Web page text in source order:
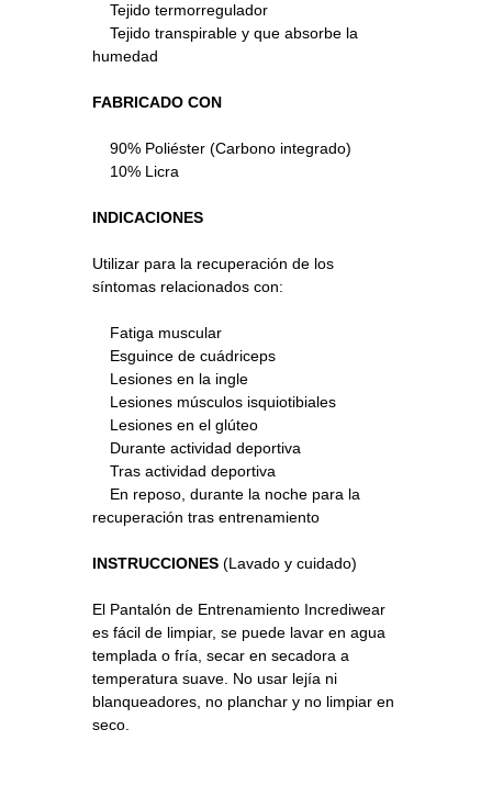
Tejido termorregulador
Tejido transpirable y que absorbe la
humedad
FABRICADO CON
90% Poliéster (Carbono integrado)
10% Licra
INDICACIONES
Utilizar para la recuperación de los
síntomas relacionados con:
Fatiga muscular
Esguince de cuádriceps
Lesiones en la ingle
Lesiones músculos isquiotibiales
Lesiones en el glúteo
Durante actividad deportiva
Tras actividad deportiva
En reposo, durante la noche para la
recuperación tras entrenamiento
INSTRUCCIONES (Lavado y cuidado)
El Pantalón de Entrenamiento Incrediwear
es fácil de limpiar, se puede lavar en agua
templada o fría, secar en secadora a
temperatura suave. No usar lejía ni
blanqueadores, no planchar y no limpiar en
seco.